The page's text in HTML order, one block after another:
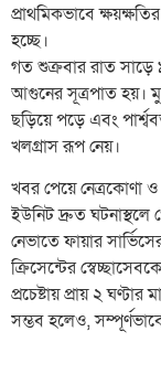
প্রাথমিকভাবে
হচ্ছে।
​গত শুক্রবার রাত সাড়ে
আগুনের সূত্রপাত হয়।
ছড়িয়ে পড়ে এবং
খলগ্রাস রূপ নেয়।
​খবর পেয়ে নেত্রকোণা
ইউনিট দ্রুত
নেভাতে ফায়ার
ক্রিসেন্টের
প্রচেষ্টায় প্রায় ২
সম্ভব হলেও,